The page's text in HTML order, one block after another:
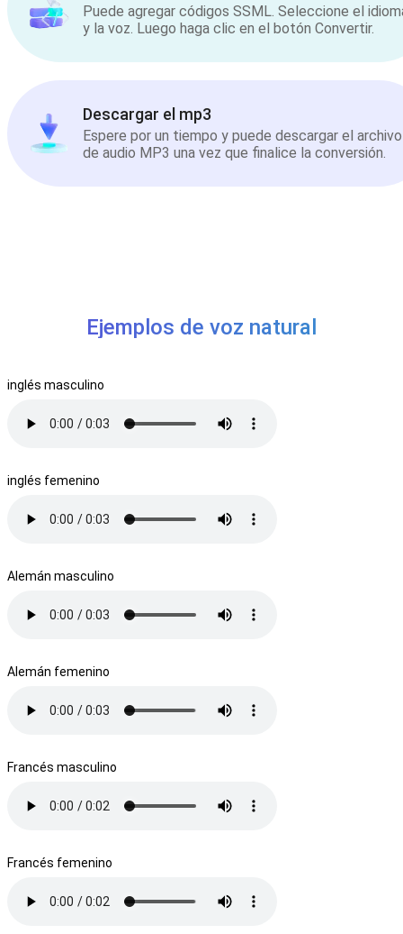
Puede agregar códigos SSML. Seleccione el
y la voz. Luego haga clic en el botón Convertir.
Descargar el mp3
Espere por un tiempo y puede descargar el archivo
de audio MP3 una vez que finalice la conversión.
Ejemplos de voz natural
inglés masculino
inglés femenino
Alemán masculino
Alemán femenino
Francés masculino
Francés femenino